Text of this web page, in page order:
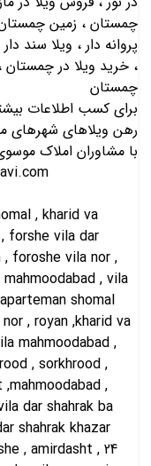
چمستان ، زمین چمستان
پروانه دار ، ویلا سند
، خرید ویلا در
چمستان
برای کسب اطلاعات
رهن ویلاهای شهرهای
با مشاوران املاک
, kharid va
forshe vila dar
, foroshe vila nor ,
, vila
shomal
, royan ,kharid va
mahmoodabad ,
, sorkhrood ,
,
dar shahrak ba
shahrak khazar
, amirdasht , 24